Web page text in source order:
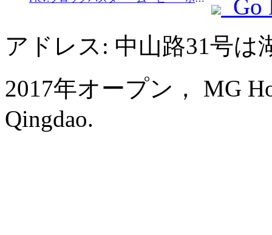
Go
アドレス: 中山路31号は
2017年オープン， MG
Qingdao.